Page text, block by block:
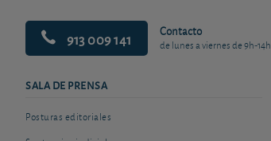
913 009 141 Contacto
de lunes a viernes de 9h-14h
SALA DE PRENSA
Posturas editoriales